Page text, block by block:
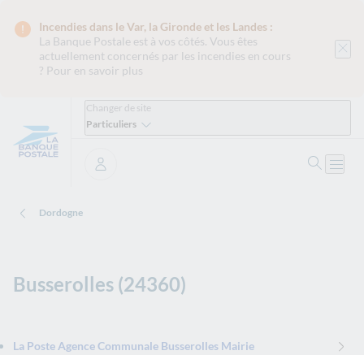
Incendies dans le Var, la Gironde et les Landes :
La Banque Postale est à vos côtés. Vous êtes
actuellement concernés par les incendies en cours
? Pour en savoir plus
Changer de site
Particuliers
Se connecter
Dordogne
Busserolles (24360)
La Poste Agence Communale Busserolles Mairie